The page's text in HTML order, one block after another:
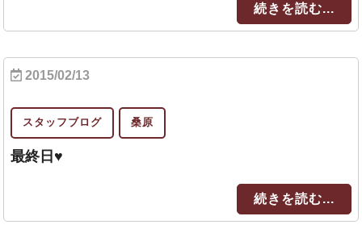
続きを読む...
2015/02/13
スタッフブログ 桑原
最終日♥
続きを読む...